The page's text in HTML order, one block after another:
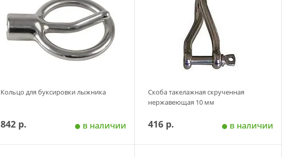
Кольцо для буксировки лыжника
842 р. в наличии
Скоба такелажная скрученная
нержавеющая 10 мм
416 р. в наличии